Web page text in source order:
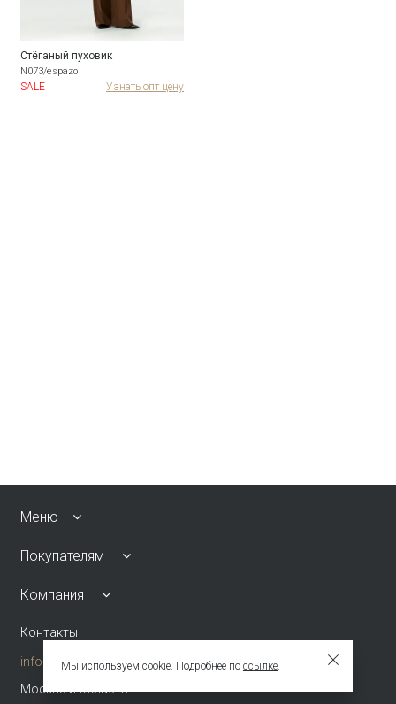
Стёганый пуховик
N073/espazo
SALE Узнать опт цену
Меню
Покупателям
Компания
Контакты
info@emkafashion.ru
Москва и область
Мы используем cookie. Подробнее по ссылке